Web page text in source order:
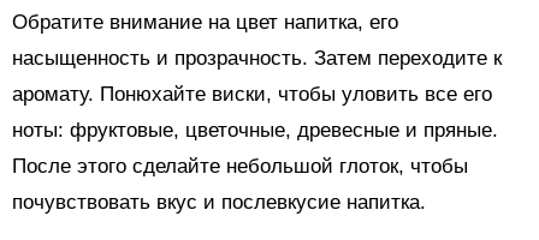
Обратите внимание на цвет напитка, его
насыщенность и прозрачность. Затем переходите к
аромату. Понюхайте виски, чтобы уловить все его
ноты: фруктовые, цветочные, древесные и пряные.
После этого сделайте небольшой глоток, чтобы
почувствовать вкус и послевкусие напитка.